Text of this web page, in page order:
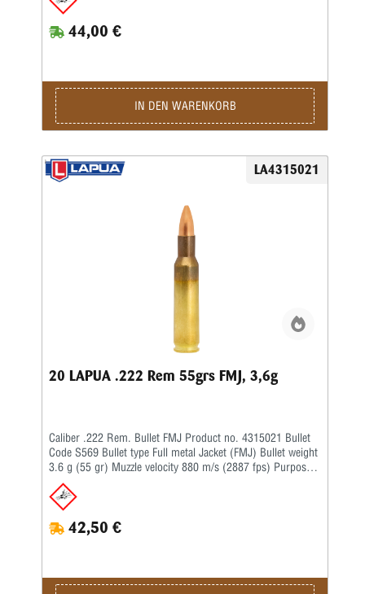
44,00 €
IN DEN WARENKORB
LA4315021
20 LAPUA .222 Rem 55grs FMJ, 3,6g
Caliber .222 Rem. Bullet FMJ Product no. 4315021 Bullet
Code S569 Bullet type Full metal Jacket (FMJ) Bullet weight
3.6 g (55 gr) Muzzle velocity 880 m/s (2887 fps) Purpose
42,50 €